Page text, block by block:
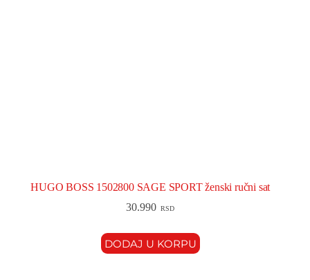
HUGO BOSS 1502800 SAGE SPORT ženski ručni sat
30.990 RSD
DODAJ U KORPU